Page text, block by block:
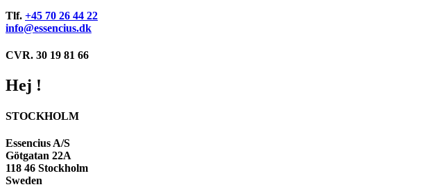
Tlf. +45 70 26 44 22
info@essencius.dk
CVR. 30 19 81 66
Hej !
STOCKHOLM
Essencius A/S
Götgatan 22A
118 46 Stockholm
Sweden